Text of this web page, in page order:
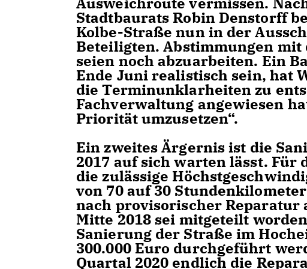
Stadtbaurats Robin Denstorff
Kolbe-Straße nun in der
Beteiligten. Abstimmungen
seien noch abzuarbeiten. Ein
Ende Juni realistisch sein, hat
die Terminunklarheiten zu
Fachverwaltung angewiesen
Priorität umzusetzen“.
Ein zweites Ärgernis ist die
2017 auf sich warten lässt.
die zulässige
von 70 auf 30
nach provisorischer Reparatur
Mitte 2018 sei mitgeteilt
Sanierung der Straße im
300.000 Euro durchgeführt
Quartal 2020 endlich die